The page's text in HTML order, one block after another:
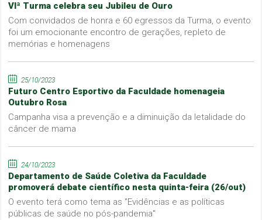
VIª Turma celebra seu Jubileu de Ouro
Com convidados de honra e 60 egressos da Turma, o evento
foi um emocionante encontro de gerações, repleto de
memórias e homenagens
25/10/2023
Futuro Centro Esportivo da Faculdade homenageia
Outubro Rosa
Campanha visa a prevenção e a diminuição da letalidade do
câncer de mama
24/10/2023
Departamento de Saúde Coletiva da Faculdade
promoverá debate científico nesta quinta-feira (26/out)
O evento terá como tema as "Evidências e as políticas
públicas de saúde no pós-pandemia"